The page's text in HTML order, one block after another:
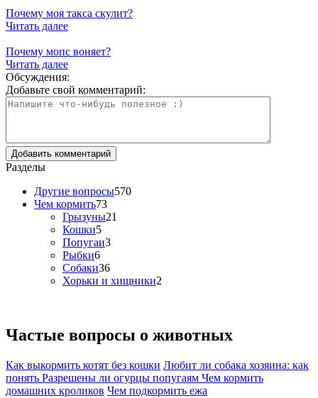
Почему моя такса скулит?
Читать далее
Почему мопс воняет?
Читать далее
Обсуждения:
Добавьте свой комментарий:
Разделы
Другие вопросы570
Чем кормить73
Грызуны21
Кошки5
Попугаи3
Рыбки6
Собаки36
Хорьки и хищники2
Частые вопросы о животных
Как выкормить котят без кошки Любит ли собака хозяина: как
понять Разрешены ли огурцы попугаям Чем кормить
домашних кроликов Чем подкормить ежа